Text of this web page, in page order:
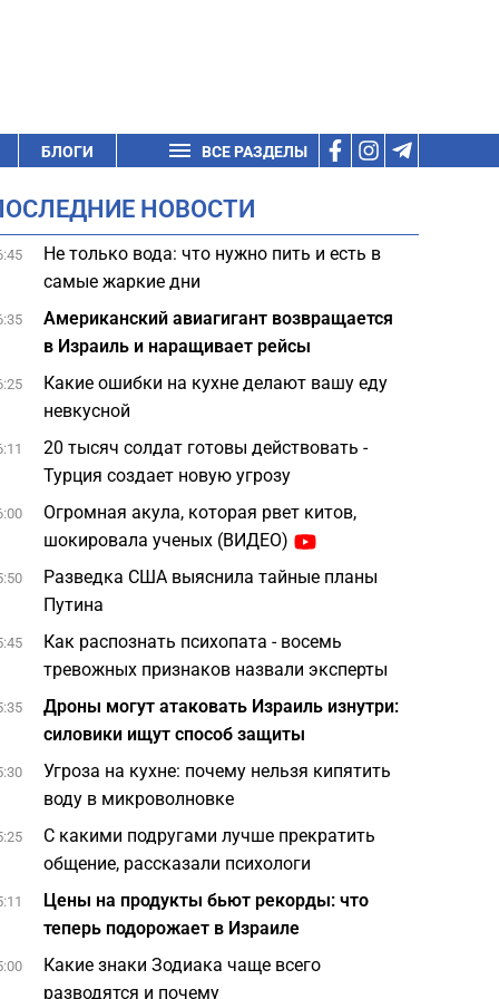
БЛОГИ ВСЕ РАЗДЕЛЫ
НОВОСТИ
Не только вода: что нужно пить и есть в
самые жаркие дни
Американский авиагигант возвращается
в Израиль и наращивает рейсы
Какие ошибки на кухне делают вашу еду
невкусной
20 тысяч солдат готовы действовать -
Турция создает новую угрозу
Огромная акула, которая рвет китов,
шокировала ученых (ВИДЕО)
Разведка США выяснила тайные планы
Путина
Как распознать психопата - восемь
тревожных признаков назвали эксперты
Дроны могут атаковать Израиль изнутри:
силовики ищут способ защиты
Угроза на кухне: почему нельзя кипятить
воду в микроволновке
С какими подругами лучше прекратить
общение, рассказали психологи
Цены на продукты бьют рекорды: что
теперь подорожает в Израиле
Какие знаки Зодиака чаще всего
разводятся и почему